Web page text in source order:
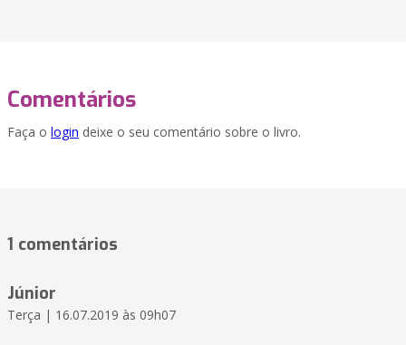
Comentários
Faça o login deixe o seu comentário sobre o livro.
1 comentários
Júnior
Terça | 16.07.2019 às 09h07